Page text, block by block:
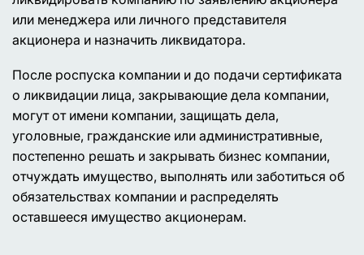
или менеджера или личного представителя
акционера и назначить ликвидатора.
После роспуска компании и до подачи сертификата
о ликвидации лица, закрывающие дела компании,
могут от имени компании, защищать дела,
уголовные, гражданские или административные,
постепенно решать и закрывать бизнес компании,
отчуждать имущество, выполнять или заботиться об
обязательствах компании и распределять
оставшееся имущество акционерам.